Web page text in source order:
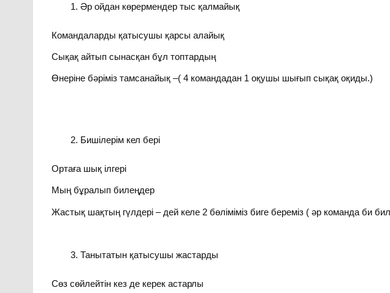
Әр ойдан көрермендер тыс қалмайық
Командаларды қатысушы қарсы алайық
Сықақ айтып сынасқан бұл топтардың
Өнеріне бәріміз тамсанайық –( 4 командадан 1 оқушы шығып сықақ оқиды.)
Бишілерім кел бері
Ортаға шық ілгері
Мың бұралып билеңдер
Жастық шақтың гүлдері – дей келе 2 бөліміміз биге береміз ( әр команда би
Танытатын қатысушы жастарды
Сөз сөйлейтін кез де керек астарлы